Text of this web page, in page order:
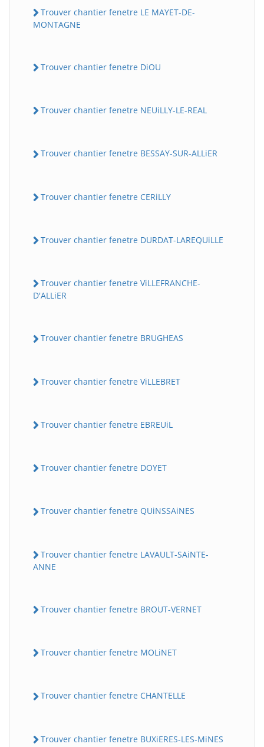
Trouver chantier fenetre LE MAYET-DE-
MONTAGNE
Trouver chantier fenetre DiOU
Trouver chantier fenetre NEUiLLY-LE-REAL
Trouver chantier fenetre BESSAY-SUR-ALLiER
Trouver chantier fenetre CERiLLY
Trouver chantier fenetre DURDAT-LAREQUiLLE
Trouver chantier fenetre ViLLEFRANCHE-
D'ALLiER
Trouver chantier fenetre BRUGHEAS
Trouver chantier fenetre ViLLEBRET
Trouver chantier fenetre EBREUiL
Trouver chantier fenetre DOYET
Trouver chantier fenetre QUiNSSAiNES
Trouver chantier fenetre LAVAULT-SAiNTE-
ANNE
Trouver chantier fenetre BROUT-VERNET
Trouver chantier fenetre MOLiNET
Trouver chantier fenetre CHANTELLE
Trouver chantier fenetre BUXiERES-LES-MiNES